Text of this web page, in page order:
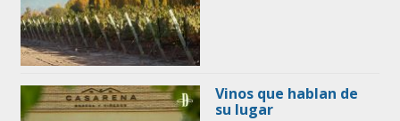
Vinos que hablan de
su lugar